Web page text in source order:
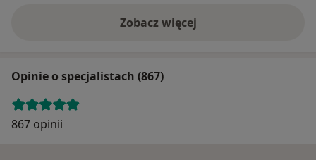
Zobacz więcej
Opinie o specjalistach (867)
867 opinii